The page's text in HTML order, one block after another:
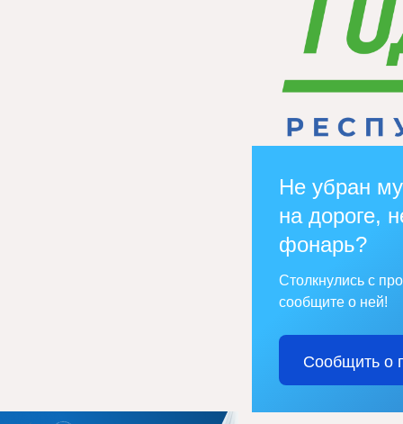
Не убран
на дороге,
фонарь?
Столкнулись с
сообщите о ней!
Сообщить о